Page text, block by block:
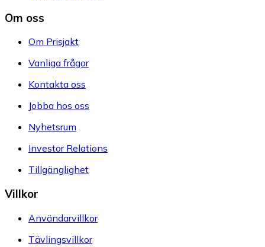
Om oss
Om Prisjakt
Vanliga frågor
Kontakta oss
Jobba hos oss
Nyhetsrum
Investor Relations
Tillgänglighet
Villkor
Användarvillkor
Tävlingsvillkor